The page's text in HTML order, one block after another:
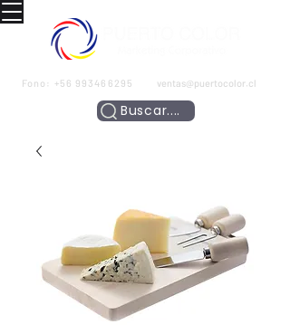
Fono: +56 993466295 ventas@puertocolor.cl
Buscar....